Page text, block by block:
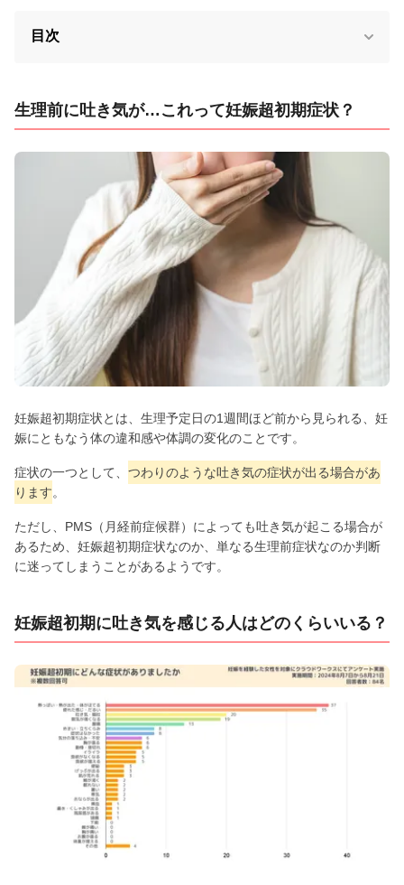
目次
生理前に吐き気が…これって妊娠超初期症状？
妊娠超初期症状とは、生理予定日の1週間ほど前から見られる、妊
娠にともなう体の違和感や体調の変化のことです。
症状の一つとして、 つわりのような吐き気の症状が出る場合があ
ります。
ただし、PMS（月経前症候群）によっても吐き気が起こる場合が
あるため、妊娠超初期症状なのか、単なる生理前症状なのか判断
に迷ってしまうことがあるようです。
妊娠超初期に吐き気を感じる人はどのくらいいる？